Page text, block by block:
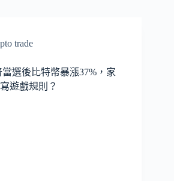
trade
當選後比特幣暴漲37%，家
遊戲規則？